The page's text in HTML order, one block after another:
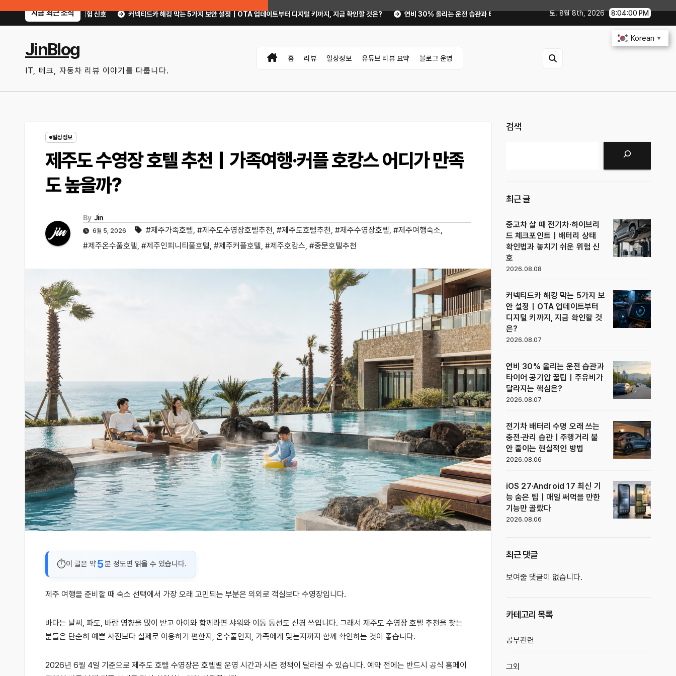
지금 최근 소식
기 쉬운 위험 신호 커넥티드카 해킹 막는 5가지 보안 설정｜OTA 업데이트부터 디지털 키까지, 지금 확인할 것은? 연비 30% 올리는 운전 습관과 타이어 공기압 꿀팁｜주유비가 달라지는 핵심은? 전기차 배터리 수명 오래 쓰는
토. 8월 8th, 2026 8:04:01 PM
JinBlog
IT, 테크, 자동차 리뷰 이야기를 다룹니다.
홈 리뷰 일상정보 유튜브 리뷰 요약 블로그 운영
일상정보
제주도 수영장 호텔 추천｜가족여행·커플 호캉스 어디가 만족
도 높을까?
By Jin
6월 5, 2026 #제주가족호텔, #제주도수영장호텔추천, #제주도호텔추천, #제주수영장호텔, #제주여행숙소,
#제주온수풀호텔, #제주인피니티풀호텔, #제주커플호텔, #제주호캉스, #중문호텔추천
이 글은 약5분 정도면 읽을 수 있습니다.
제주 여행을 준비할 때 숙소 선택에서 가장 오래 고민되는 부분은 의외로 객실보다 수영장입니다.
바다는 날씨, 파도, 바람 영향을 많이 받고 아이와 함께라면 샤워와 이동 동선도 신경 쓰입니다. 그래서 제주도 수영장 호텔 추천을 찾는
분들은 단순히 예쁜 사진보다 실제로 이용하기 편한지, 온수풀인지, 가족에게 맞는지까지 함께 확인하는 것이 좋습니다.
2026년 6월 4일 기준으로 제주도 호텔 수영장은 호텔별 운영 시간과 시즌 정책이 달라질 수 있습니다. 예약 전에는 반드시 공식 홈페이
검색
최근 글
중고차 살 때 전기차·하이브리
드 체크포인트｜배터리 상태
확인법과 놓치기 쉬운 위험 신
호
2026.08.08
커넥티드카 해킹 막는 5가지 보
안 설정｜OTA 업데이트부터
디지털 키까지, 지금 확인할 것
은?
2026.08.07
연비 30% 올리는 운전 습관과
타이어 공기압 꿀팁｜주유비가
달라지는 핵심은?
2026.08.07
전기차 배터리 수명 오래 쓰는
충전·관리 습관｜주행거리 불
안 줄이는 현실적인 방법
2026.08.06
iOS 27·Android 17 최신 기
능 숨은 팁｜매일 써먹을 만한
기능만 골랐다
2026.08.06
최근 댓글
보여줄 댓글이 없습니다.
카테고리 목록
공부관련
그외
Korean ▼